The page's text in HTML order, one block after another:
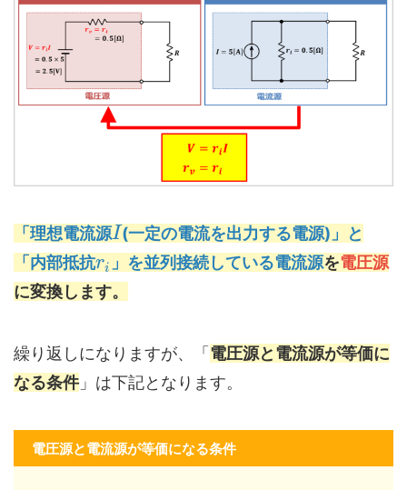
「理想電流源I(一定の電流を出力する電源)」と
「内部抵抗ri 」を並列接続している電流源を電圧源
に変換します。
繰り返しになりますが、「 電圧源と電流源が等価に
なる条件」は下記となります。
電圧源と電流源が等価になる条件